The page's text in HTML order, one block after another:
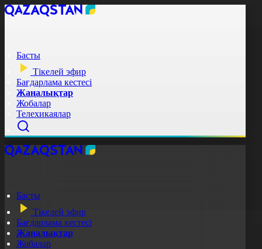
Басты
Тікелей эфир
Бағдарлама кестесі
Жаңалықтар
Жобалар
Телехикаялар
Басты
Тікелей эфир
Бағдарлама кестесі
Жаңалықтар
Жобалар